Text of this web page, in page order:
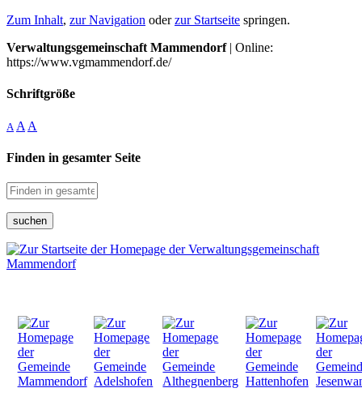
Zum Inhalt, zur Navigation oderzur Startseite springen.
Verwaltungsgemeinschaft Mammendorf| Online:
https://www.vgmammendorf.de/
Schriftgröße
A A A
Finden in gesamter Seite
suchen